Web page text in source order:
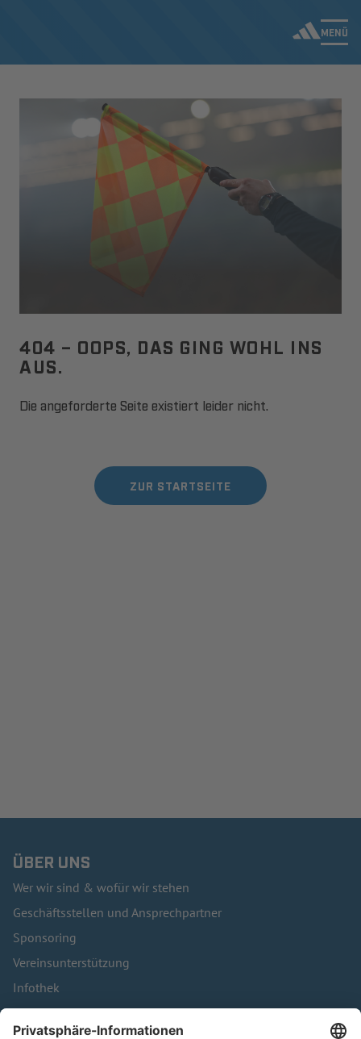
MENÜ
404 – OOPS, DAS GING WOHL INS
AUS.
Die angeforderte Seite existiert leider nicht.
ZUR STARTSEITE
ÜBER UNS
Wer wir sind & wofür wir stehen
Geschäftsstellen und Ansprechpartner
Sponsoring
Vereinsunterstützung
Infothek
Kontakt